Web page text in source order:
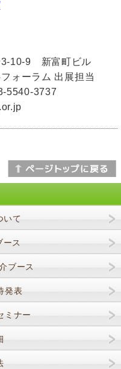
10-9 新富町ビル
ォーラム 出展担当
5540-3737
いて
ース
ブース
発表
ミナー